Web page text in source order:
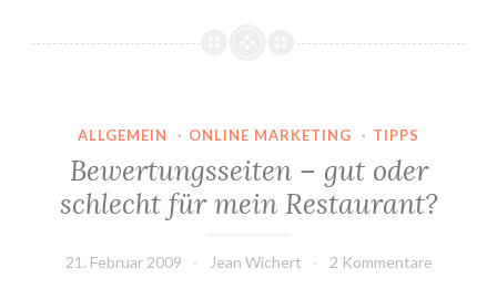
ALLGEMEIN · ONLINE MARKETING · TIPPS
Bewertungsseiten – gut oder
schlecht für mein Restaurant?
21. Februar 2009 Jean Wichert 2 Kommentare